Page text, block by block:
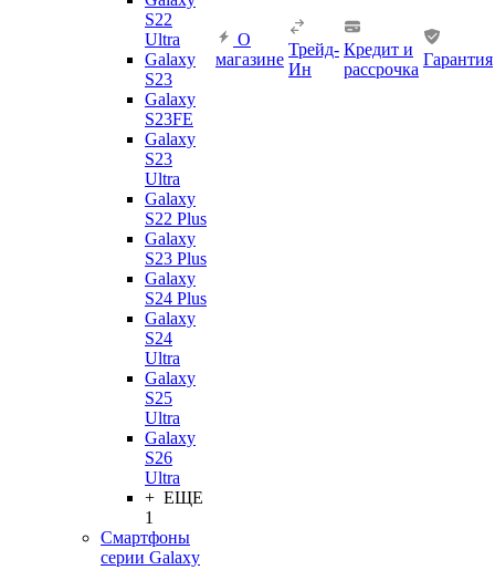
S22
Ultra
Galaxy
S23
Galaxy
S23FE
Galaxy
S23
Ultra
Galaxy
S22 Plus
Galaxy
S23 Plus
Galaxy
S24 Plus
Galaxy
S24
Ultra
Galaxy
S25
Ultra
Galaxy
S26
Ultra
+ ЕЩЕ
1
Смартфоны
серии Galaxy
О
магазине
Трейд-
Ин
Кредит и
рассрочка
Гарантия